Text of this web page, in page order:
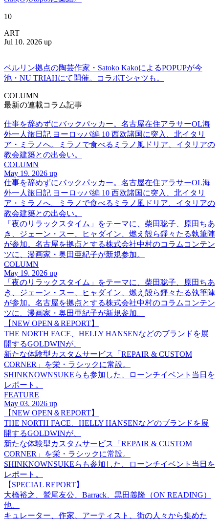
10
ART
Jul 10. 2026 up
ベルリン拠点の陶芸作家・Satoko KakoによるPOPUPが今
池・NU TRIAHにて開催。コラボTシャツも。
COLUMN
最新の連載コラム記事
仕事を辞めずにバックパッカー。名古屋在住アラサーOL海
外一人旅日記 ヨーロッパ編 10 西欧諸国に突入、北イタリ
ア・ミラノへ。ミラノで食べるミラノ風ドリア、イタリアの
教会建築との出会い。
COLUMN
May 19. 2026 up
仕事を辞めずにバックパッカー。名古屋在住アラサーOL海
外一人旅日記 ヨーロッパ編 10 西欧諸国に突入、北イタリ
ア・ミラノへ。ミラノで食べるミラノ風ドリア、イタリアの
教会建築との出会い。
「夜のリラックスタイム」をテーマに、柴田聡子、原田ちあ
き、ジェーン・スー、ヒャダイン、燃え殻ら錚々たる執筆陣
が参加。名古屋を拠点とする株式会社中村のコラムコンテン
ツに、漫画家・奥田亜紀子が新規参加。
COLUMN
May 19. 2026 up
「夜のリラックスタイム」をテーマに、柴田聡子、原田ちあ
き、ジェーン・スー、ヒャダイン、燃え殻ら錚々たる執筆陣
が参加。名古屋を拠点とする株式会社中村のコラムコンテン
ツに、漫画家・奥田亜紀子が新規参加。
【NEW OPEN＆REPORT】
THE NORTH FACE、HELLY HANSENなどのブランドを展
開するGOLDWINが、
新たな体験型カスタムサービス「REPAIR & CUSTOM
CORNER」を栄・ラシックに常設。
SHINKNOWNSUKEらも参加した、ローンチイベント当日を
レポート。
FEATURE
May 03. 2026 up
【NEW OPEN＆REPORT】
THE NORTH FACE、HELLY HANSENなどのブランドを展
開するGOLDWINが、
新たな体験型カスタムサービス「REPAIR & CUSTOM
CORNER」を栄・ラシックに常設。
SHINKNOWNSUKEらも参加した、ローンチイベント当日を
レポート。
【SPECIAL REPORT】
大橋裕之、鷲尾友公、Barrack、黒田義隆（ON READING）
他、
キュレーター、作家、アーティスト、街の人々から集めた